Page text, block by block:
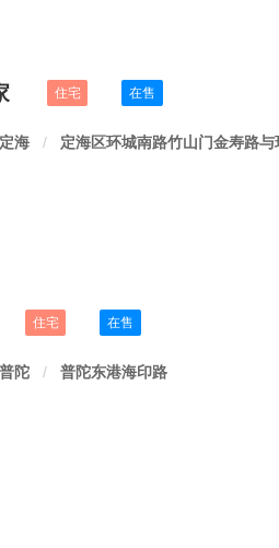
住宅 在售
定海 / 定海区环城南路竹山门金寿路与
住宅 在售
普陀 / 普陀东港海印路